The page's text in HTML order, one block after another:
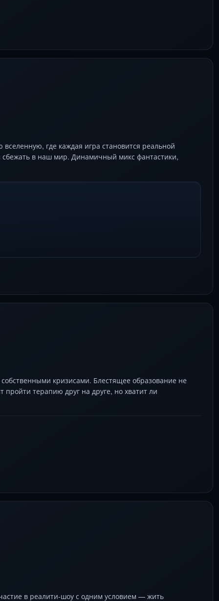
где каждая игра становится реальной
в наш мир. Динамичный микс фантастики,
кризисами. Блестящее образование не
терапию друг на друге, но хватит ли
в реалити-шоу с одним условием — жить